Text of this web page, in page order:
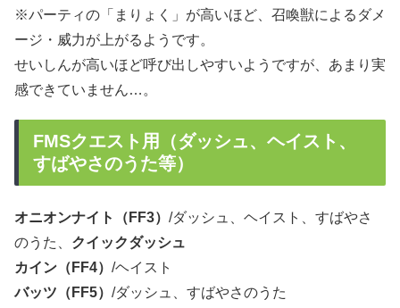
※パーティの「まりょく」が高いほど、召喚獣によるダメ
ージ・威力が上がるようです。
せいしんが高いほど呼び出しやすいようですが、あまり実
感できていません…。
FMSクエスト用（ダッシュ、ヘイスト、
すばやさのうた等）
オニオンナイト（FF3） /ダッシュ、ヘイスト、すばやさ
のうた、 クイックダッシュ
カイン（FF4） /ヘイスト
バッツ（FF5） /ダッシュ、すばやさのうた